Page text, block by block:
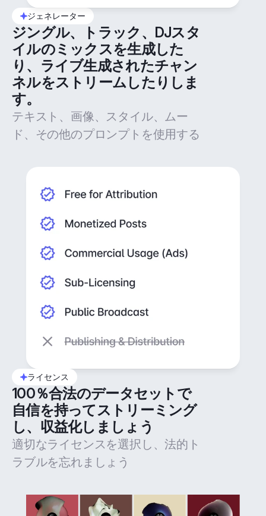
ジェネレーター
ジングル、トラック、DJスタ
イルのミックスを生成した
り、ライブ生成されたチャン
ネルをストリームしたりしま
す。
テキスト、画像、スタイル、ムー
ド、その他のプロンプトを使用する
ライセンス
100％合法のデータセットで
自信を持ってストリーミング
し、収益化しましょう
適切なライセンスを選択し、法的ト
ラブルを忘れましょう